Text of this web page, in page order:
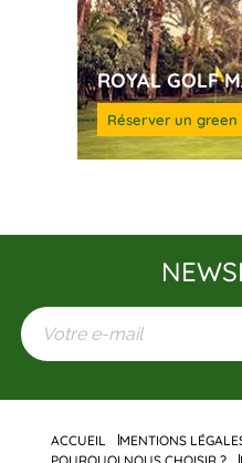
ROYAL GOLF
Réserver un green
ACCUEIL MENTIONS